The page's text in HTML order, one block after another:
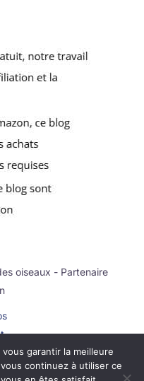
oiseaux - Partenaire
garantir la meilleure
continuez à utiliser ce